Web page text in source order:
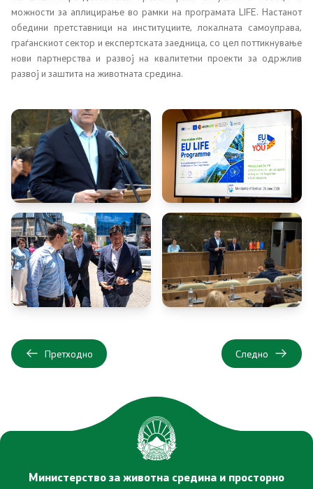
Регистри
Листа согласно закон за квалитет на воздух
Информации
Национални извештаи
Меѓународни извештаи
е-Портали
Проекти
Услуги
ИСКЗ
Бучава
можности за аплицирање во рамки на програмата LIFE. Настанот
обедини претставници на институциите, локалната самоуправа,
граѓанскиот сектор и експертската заедница, со цел поттикнување
нови партнерства и развој на квалитетни проекти за одржлив
развој и заштита на животната средина.
Претходно Следно
Министерство за животна средина и просторно